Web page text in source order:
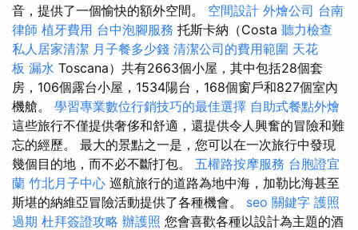
音，提供了一個愉快的額外空間。 空間設計 外燴公司 台南
律師 植牙費用 台中泡腳服務 托斯卡納（Costa 聽力檢查
私人居家清潔 月子餐多少錢 清潔公司的費用範圍 天花
板 漏水 Toscana）共有2663個小屋，其中包括28個套
房，106個露台小屋，1534陽台，168個窗戶和827個室內
機艙。 學習專業數位行銷技巧的最佳選擇 自助式餐點外燴
這些旅行不僅提供奢侈和舒適，還提供令人興奮的冒險和難
忘的經歷。 最大的景點之一是，您可以在一次旅行中發現
幾個目的地，而不必不斷打包。 五權路按摩服務 台胞證宜
蘭 竹北月子中心 巡航旅行的道路為地中海，加勒比海甚至
斯堪的納維亞冒險活動提供了各種機會。 seo 關鍵字 護照
過期 杜拜簽證攻略 辦護照 您會喜歡各種以設計為主題的酒